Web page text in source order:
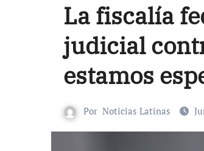
La fiscalía
judicial
estamos
Por Noticias Latinas